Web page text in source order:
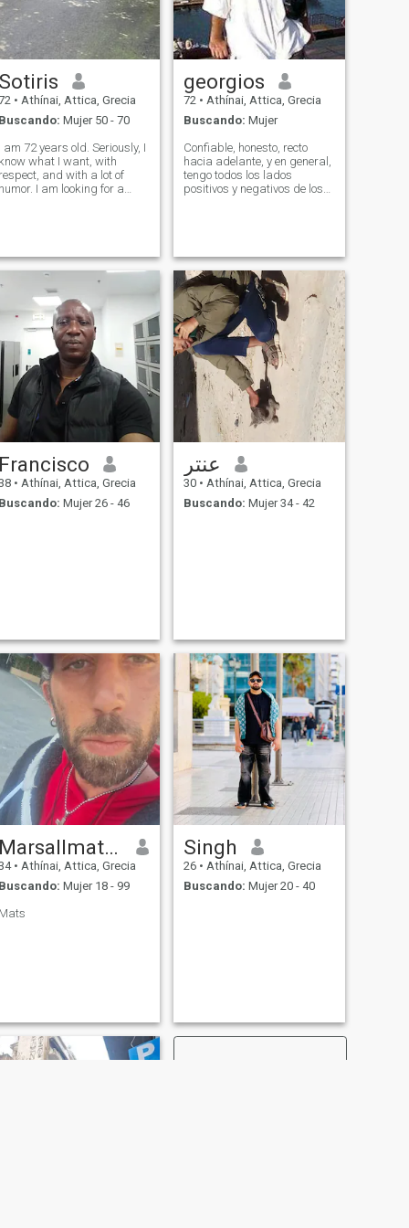
Sotiris
• Athínai, Attica, Grecia
Buscando: Mujer 50 - 70
I am 72 years old. Seriously, I
know what I want, with
respect, and with a lot of
humor. I am looking for a
LYING and hypocrisy.
READ my p
georgios
72 • Athínai, Attica, Grecia
Buscando: Mujer
Confiable, honesto, recto
hacia adelante, y en general,
tengo todos los lados
positivos y negativos de los
ver con la ciencia ficción, sino
porque estoy muy abajo a la
tierra , busco el amor en este
planeta !
Francisco
• Athínai, Attica, Grecia
Buscando: Mujer 26 - 46
عنتر
30 • Athínai, Attica, Grecia
Buscando: Mujer 34 - 42
Marsallmatiėrstandjjjjjjjjjjk⁹
• Athínai, Attica, Grecia
Buscando: Mujer 18 - 99
Mats
Singh
26 • Athínai, Attica, Grecia
Buscando: Mujer 20 - 40